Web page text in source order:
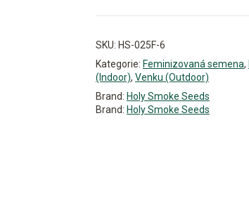
SKU: HS-025F-6
Kategorie: Feminizovaná semena,
(Indoor), Venku (Outdoor)
Brand: Holy Smoke Seeds
Brand: Holy Smoke Seeds